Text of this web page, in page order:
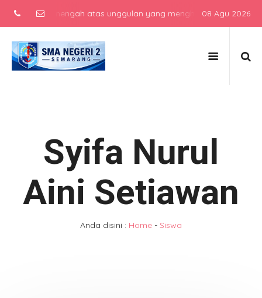
menengah atas unggulan yang menghasilkan lulusan
08 Agu 2026
Syifa Nurul
Aini Setiawan
Anda disini : Home - Siswa